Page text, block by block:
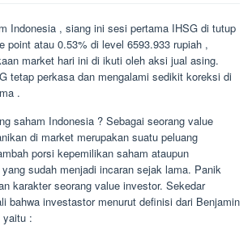
Indonesia , siang ini sesi pertama IHSG di tutup
point atau 0.53% di level 6593.933 rupiah ,
market hari ini di ikuti oleh aksi jual asing.
tetap perkasa dan mengalami sedikit koreksi di
.
saham Indonesia ? Sebagai seorang value
di market merupakan suatu peluang
porsi kepemilikan saham ataupun
sudah menjadi incaran sejak lama. Panik
karakter seorang value investor. Sekedar
bahwa investastor menurut definisi dari Benjamin
yaitu :